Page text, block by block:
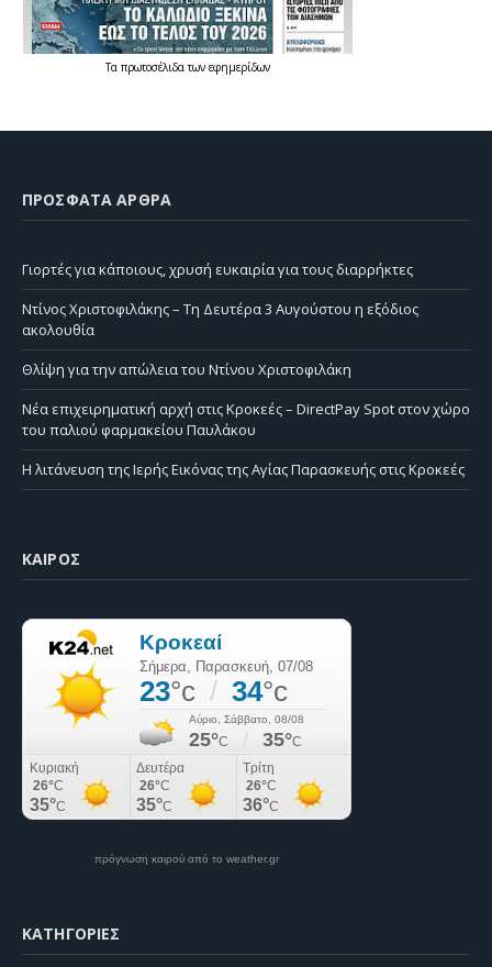
Τα πρωτοσέλιδατων εφημερίδων
ΠΡΌΣΦΑΤΑ ΆΡΘΡΑ
Γιορτές για κάποιους, χρυσή ευκαιρία για τους διαρρήκτες
Ντίνος Χριστοφιλάκης – Τη Δευτέρα 3 Αυγούστου η εξόδιος
ακολουθία
Θλίψη για την απώλεια του Ντίνου Χριστοφιλάκη
Νέα επιχειρηματική αρχή στις Κροκεές – DirectPay Spot στον χώρο
του παλιού φαρμακείου Παυλάκου
Η λιτάνευση της Ιερής Εικόνας της Αγίας Παρασκευής στις Κροκεές
ΚΑΙΡΌΣ
πρόγνωση καιρού από το weather.gr
KΑΤΗΓΟΡΊΕΣ